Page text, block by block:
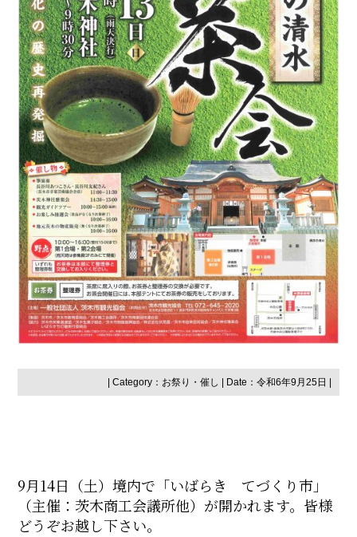
| Category： お祭り・催し | Date：令和6年9月25日 |
9月14日（土）境内で「いばらき てづくり市」
（主催：茨木商工会議所他）が開かれます。皆様
どうぞお越し下さい。